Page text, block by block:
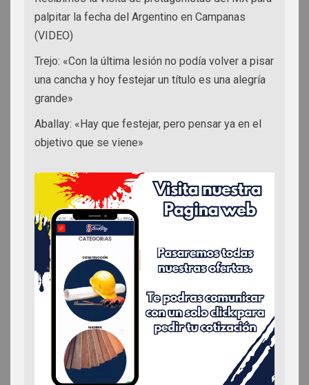
palpitar la fecha del Argentino en Campanas
(VIDEO)
Trejo: «Con la última lesión no podía volver a pisar
una cancha y hoy festejar un título es una alegría
grande»
Aballay: «Hay que festejar, pero pensar ya en el
objetivo que se viene»